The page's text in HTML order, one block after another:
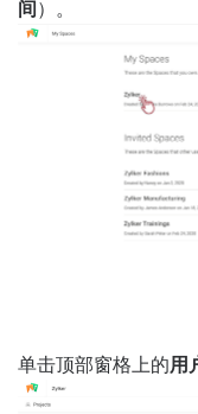
间）。
单击顶部窗格上的用